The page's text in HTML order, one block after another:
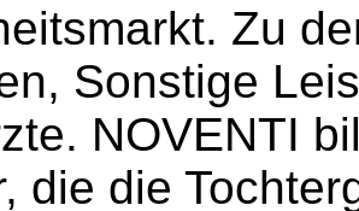
Zu
Sonstige
NOVENTI
die die